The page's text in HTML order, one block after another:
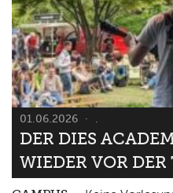
01.06.2026 .
DER DIES
WIEDER VOR DER